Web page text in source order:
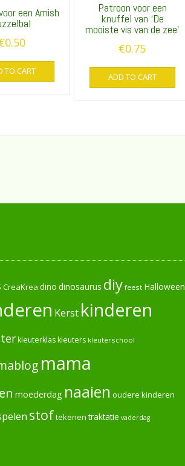
een Amish
0.50
TO CART
Patroon voor een
knuffel van ‘De
mooiste vis van de zee’
€0.75
ADD TO CART
CreaKrea dino dinosaurus diy feest Halloween
Kerst kinderen
kleuterklaskleuters kleuterschool
mama
moederdag naaien oudere kinderen
stoftekenen traktatie vaderdag